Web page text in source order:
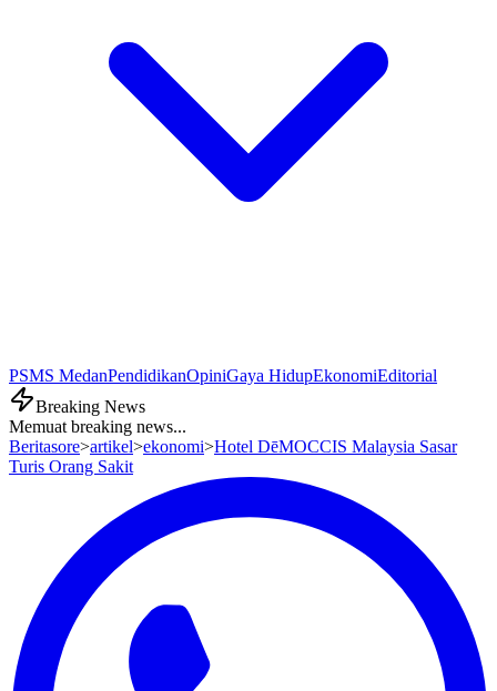
PSMS MedanPendidikanOpiniGaya HidupEkonomiEditorial
Breaking News
Memuat breaking news...
Beritasore>artikel>ekonomi>Hotel DēMOCCIS Malaysia Sasar
Turis Orang Sakit